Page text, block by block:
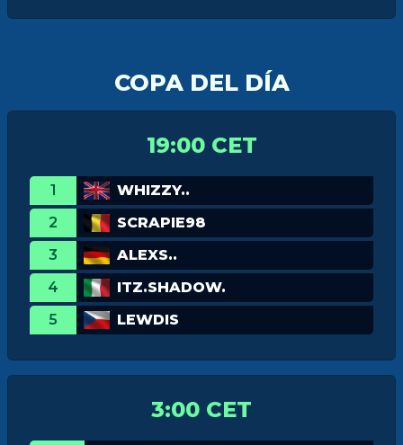
COPA DEL DÍA
19:00 CET
1
WHIZZY..
2
SCRAPIE98
3
ALEXS..
4
ITZ.SHADOW.
5
LEWDIS
3:00 CET